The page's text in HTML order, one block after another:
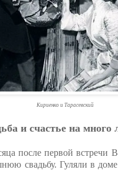
Кириенко и Тарасевский
и счастье на много
после первой встречи
свадьбу. Гуляли в